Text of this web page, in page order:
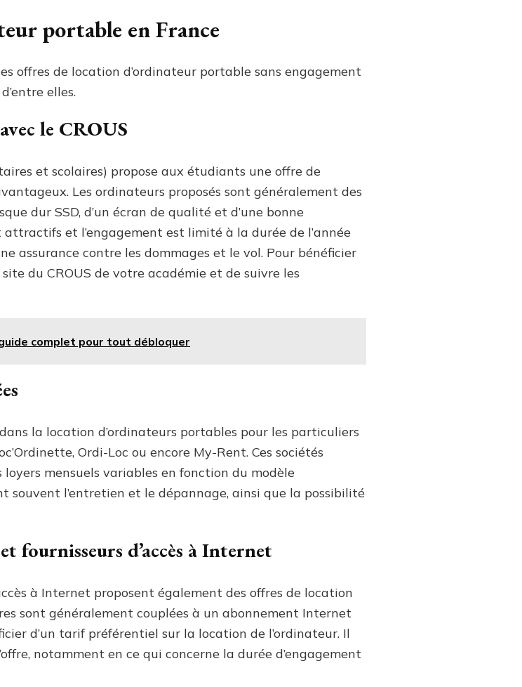
portable en France
offres de location d’ordinateur portable sans engagement
elles.
le CROUS
et scolaires) propose aux étudiants une offre de
Les ordinateurs proposés sont généralement des
dur SSD, d’un écran de qualité et d’une bonne
et l’engagement est limité à la durée de l’année
assurance contre les dommages et le vol. Pour bénéficier
du CROUS de votre académie et de suivre les
complet pour tout débloquer
la location d’ordinateurs portables pour les particuliers
Ordi-Loc ou encore My-Rent. Ces sociétés
mensuels variables en fonction du modèle
souvent l’entretien et le dépannage, ainsi que la possibilité
fournisseurs d’accès à Internet
à Internet proposent également des offres de location
sont généralement couplées à un abonnement Internet
d’un tarif préférentiel sur la location de l’ordinateur. Il
notamment en ce qui concerne la durée d’engagement